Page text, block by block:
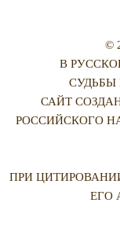
©
В
САЙТ
РОССИЙСКОГО
ПРИ
ЕГО